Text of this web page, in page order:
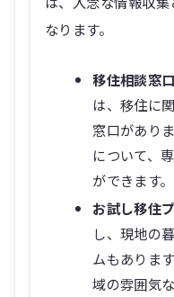
なります。
移住相談窓
は、移住に
窓口があり
について、
ができます。
お試し移住
し、現地の
ムもありま
域の雰囲気